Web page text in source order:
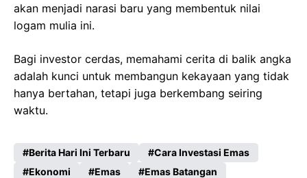
akan menjadi narasi baru yang membentuk nilai
logam mulia ini.
Bagi investor cerdas, memahami cerita di balik angka
adalah kunci untuk membangun kekayaan yang tidak
hanya bertahan, tetapi juga berkembang seiring
waktu.
Berita Hari Ini Terbaru
Cara Investasi Emas
Ekonomi
Emas
Emas Batangan